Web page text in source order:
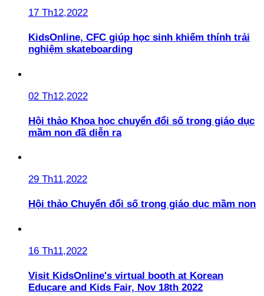
17 Th12,2022
KidsOnline, CFC giúp học sinh khiếm thính trải
nghiệm skateboarding
02 Th12,2022
Hội thảo Khoa học chuyển đổi số trong giáo dục
mầm non đã diễn ra
29 Th11,2022
Hội thảo Chuyển đổi số trong giáo dục mầm non
16 Th11,2022
Visit KidsOnline's virtual booth at Korean
Educare and Kids Fair, Nov 18th 2022